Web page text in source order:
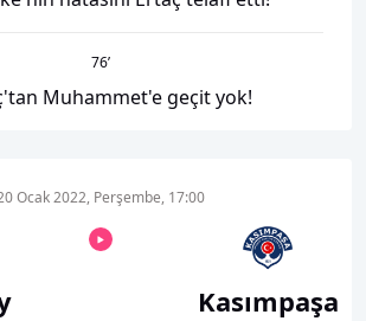
76’
Muhammet'e geçit yok!
Ocak 2022, Perşembe, 17:00
Kasımpaşa